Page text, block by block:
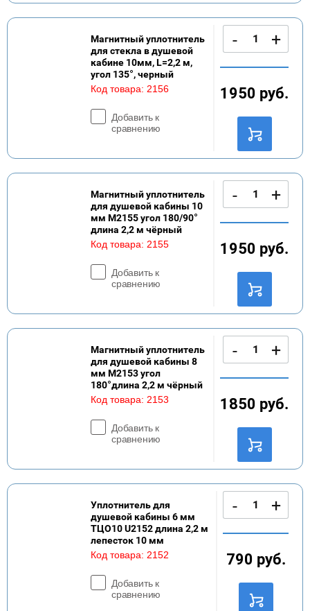
Код товара: 2156
Добавить к
сравнению
Магнитный уплотнитель
для стекла в душевой
кабине 10мм, L=2,2 м,
угол 135°, черный
- +
1950 руб.
Код товара: 2155
Добавить к
сравнению
Магнитный уплотнитель
для душевой кабины 10
мм M2155 угол 180/90°
длина 2,2 м чёрный
- +
1950 руб.
Код товара: 2153
Добавить к
сравнению
Магнитный уплотнитель
для душевой кабины 8
мм M2153 угол
180°длина 2,2 м чёрный
- +
1850 руб.
Код товара: 2152
Добавить к
сравнению
Уплотнитель для
душевой кабины 6 мм
ТЦО10 U2152 длина 2,2 м
лепесток 10 мм
- +
790 руб.